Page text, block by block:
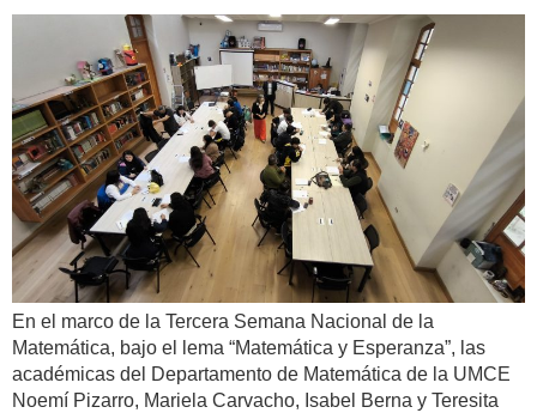
En el marco de la Tercera Semana Nacional de la
Matemática, bajo el lema “Matemática y Esperanza”, las
académicas del Departamento de Matemática de la UMCE
Noemí Pizarro, Mariela Carvacho, Isabel Berna y Teresita